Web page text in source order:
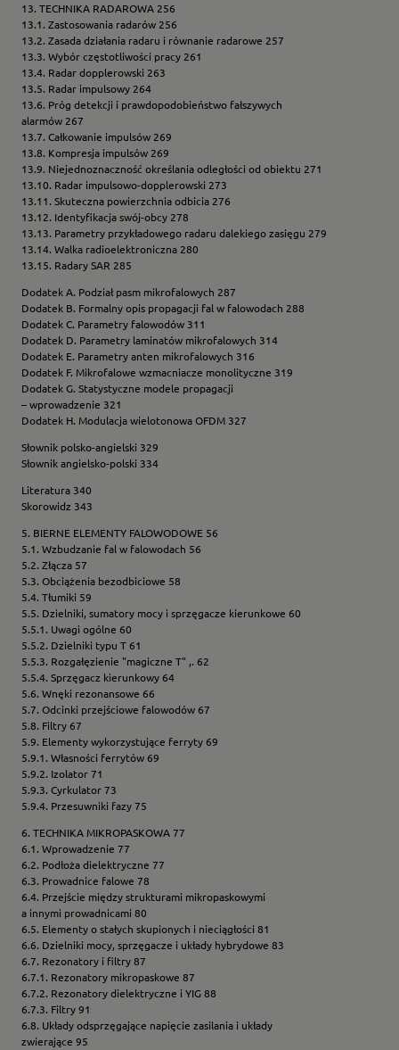
13. TECHNIKA RADAROWA 256
13.1. Zastosowania radarów 256
13.2. Zasada działania radaru i równanie radarowe 257
13.3. Wybór częstotliwości pracy 261
13.4. Radar dopplerowski 263
13.5. Radar impulsowy 264
13.6. Próg detekcji i prawdopodobieństwo fałszywych
alarmów 267
13.7. Całkowanie impulsów 269
13.8. Kompresja impulsów 269
13.9. Niejednoznaczność określania odległości od obiektu 271
13.10. Radar impulsowo-dopplerowski 273
13.11. Skuteczna powierzchnia odbicia 276
13.12. Identyfikacja swój-obcy 278
13.13. Parametry przykładowego radaru dalekiego zasięgu 279
13.14. Walka radioelektroniczna 280
13.15. Radary SAR 285
Dodatek A. Podział pasm mikrofalowych 287
Dodatek B. Formalny opis propagacji fal w falowodach 288
Dodatek C. Parametry falowodów 311
Dodatek D. Parametry laminatów mikrofalowych 314
Dodatek E. Parametry anten mikrofalowych 316
Dodatek F. Mikrofalowe wzmacniacze monolityczne 319
Dodatek G. Statystyczne modele propagacji
– wprowadzenie 321
Dodatek H. Modulacja wielotonowa OFDM 327
Słownik polsko-angielski 329
Słownik angielsko-polski 334
Literatura 340
Skorowidz 343
5. BIERNE ELEMENTY FALOWODOWE 56
5.1. Wzbudzanie fal w falowodach 56
5.2. Złącza 57
5.3. Obciążenia bezodbiciowe 58
5.4. Tłumiki 59
5.5. Dzielniki, sumatory mocy i sprzęgacze kierunkowe 60
5.5.1. Uwagi ogólne 60
5.5.2. Dzielniki typu T 61
5.5.3. Rozgałęzienie "magiczne T" ,. 62
5.5.4. Sprzęgacz kierunkowy 64
5.6. Wnęki rezonansowe 66
5.7. Odcinki przejściowe falowodów 67
5.8. Filtry 67
5.9. Elementy wykorzystujące ferryty 69
5.9.1. Własności ferrytów 69
5.9.2. Izolator 71
5.9.3. Cyrkulator 73
5.9.4. Przesuwniki fazy 75
6. TECHNIKA MIKROPASKOWA 77
6.1. Wprowadzenie 77
6.2. Podłoża dielektryczne 77
6.3. Prowadnice falowe 78
6.4. Przejście między strukturami mikropaskowymi
a innymi prowadnicami 80
6.5. Elementy o stałych skupionych i nieciągłości 81
6.6. Dzielniki mocy, sprzęgacze i układy hybrydowe 83
6.7. Rezonatory i filtry 87
6.7.1. Rezonatory mikropaskowe 87
6.7.2. Rezonatory dielektryczne i YIG 88
6.7.3. Filtry 91
6.8. Układy odsprzęgające napięcie zasilania i układy
zwierające 95